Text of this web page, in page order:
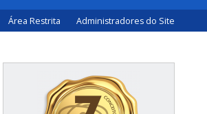
Área Restrita Administradores do Site